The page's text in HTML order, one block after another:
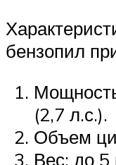
бензопил
(2,7 л.с.).
Объем
Вес: до 5